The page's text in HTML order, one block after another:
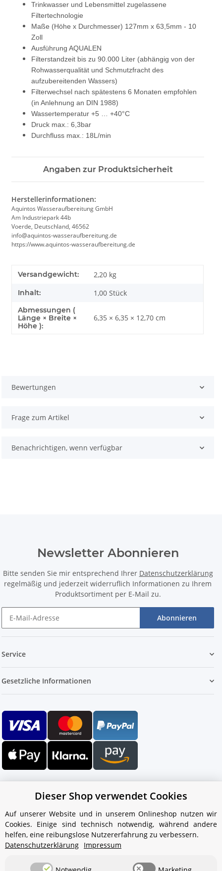
Trinkwasser und Lebensmittel zugelassene
Filtertechnologie
Maße (Höhe x Durchmesser) 127mm x 63,5mm - 10
Zoll
Ausführung AQUALEN
Filterstandzeit bis zu 90.000 Liter (abhängig von der
Rohwasserqualität und Schmutzfracht des
aufzubereitenden Wassers)
Filterwechsel nach spätestens 6 Monaten empfohlen
(in Anlehnung an DIN 1988)
Wassertemperatur +5 … +40°C
Druck max.: 6,3bar
Durchfluss max.: 18L/min
Angaben zur Produktsicherheit
Herstellerinformationen:
Aquintos Wasseraufbereitung GmbH
Am Industriepark 44b
Voerde, Deutschland, 46562
info@aquintos-wasseraufbereitung.de
https://www.aquintos-wasseraufbereitung.de
Versandgewicht: 2,20 kg
Inhalt: 1,00 Stück
Abmessungen (
Länge × Breite ×
Höhe ):
6,35 × 6,35 × 12,70 cm
Bewertungen
Frage zum Artikel
Benachrichtigen, wenn verfügbar
Newsletter Abonnieren
Bitte senden Sie mir entsprechend Ihrer Datenschutzerklärung
regelmäßig und jederzeit widerruflich Informationen zu Ihrem
Produktsortiment per E-Mail zu.
Abonnieren
Service
Gesetzliche Informationen
Ihr WhatsApp-Kontakt zum
Service Team
von Aquintos-Wasseraufbereitung
Dieser Shop verwendet Cookies
Auf unserer Website und in unserem Onlineshop nutzen wir
Cookies. Einige sind technisch notwendig, während andere
helfen, eine reibungslose Nutzererfahrung zu verbessern.
Datenschutzerklärung Impressum